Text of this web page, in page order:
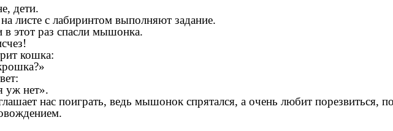
дети.
листе с лабиринтом выполняют задание.
этот раз спасли мышонка.
кошка:
нет».
нас поиграть, ведь мышонок спрятался, а очень любит порезвиться,